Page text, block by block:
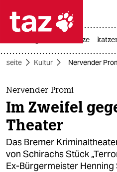
 taz zahl
taz zahl ich
themen
politik
öko
gesellschaft
hitze
Kultur Nervender
Nervender Promi
Im Zweifel
Theater
Das Bremer
von Schirachs Stück
Ex-Bürgermeister Henning